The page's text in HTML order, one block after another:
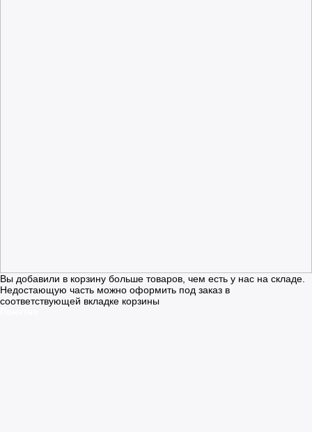
Вы добавили в корзину больше товаров, чем есть у нас на складе.
Недостающую часть можно оформить под заказ в
соответствующей вкладке корзины